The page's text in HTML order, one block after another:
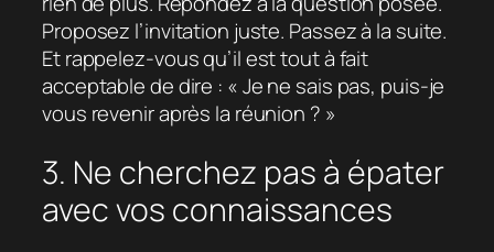
Proposez l’invitation juste. Passez à la suite.
Et rappelez-vous qu’il est tout à fait
acceptable de dire : « Je ne sais pas, puis-je
vous revenir après la réunion ? »
3. Ne cherchez pas à épater
avec vos connaissances